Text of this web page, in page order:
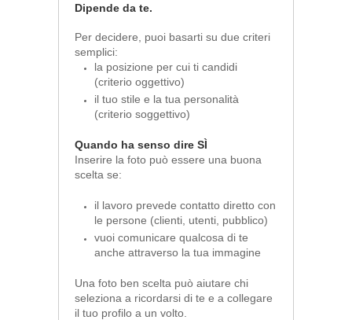
Dipende da te.
Per decidere, puoi basarti su due criteri
semplici:
la posizione per cui ti candidi
(criterio oggettivo)
il tuo stile e la tua personalità
(criterio soggettivo)
Quando ha senso dire SÌ
Inserire la foto può essere una buona
scelta se:
il lavoro prevede contatto diretto con
le persone (clienti, utenti, pubblico)
vuoi comunicare qualcosa di te
anche attraverso la tua immagine
Una foto ben scelta può aiutare chi
seleziona a ricordarsi di te e a collegare
il tuo profilo a un volto.